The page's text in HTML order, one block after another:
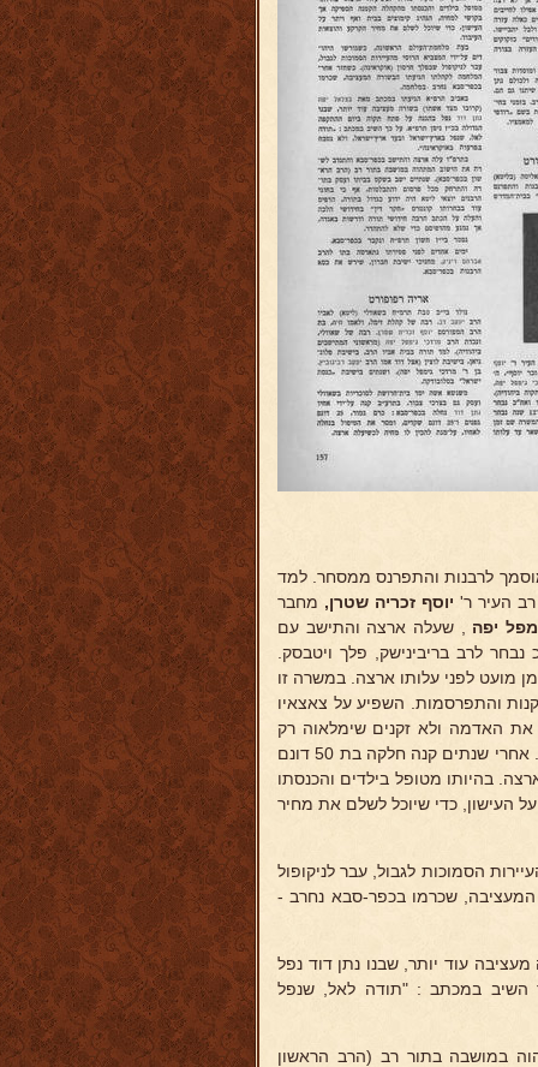
לרבנות והתפרנס ממסחר. למד
העיר ר' יוסף זכריה שטרן, מחבר
יפה , שעלה ארצה והתישב עם
לרב בריבינישק, פלך ויטבסק.
לפני עלותו ארצה. במשרה זו
והתפרסמות. השפיע על צאצאיו
את האדמה ולא זקנים שימלאוה רק
. אחרי שנתים קנה חלקה בת 50 דונם
בהיותו מטופל בילדים והכנסתו
העישון, כדי שיוכל לשלם את מחיר
הסמוכות לגבול, עבר לניקופול
שכרמו בכפר-סבא נחרב -
עוד יותר, שבנו נתן דוד נפל
השיב במכתב : "תודה לאל, שנפל
במושבה בתור רב (הרב הראשון